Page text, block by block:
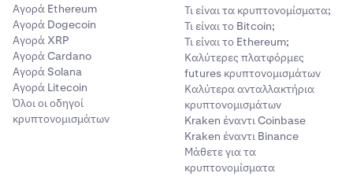
Αγορά Ethereum
Αγορά Dogecoin
Αγορά XRP
Αγορά Cardano
Αγορά Solana
Αγορά Litecoin
Όλοι οι οδηγοί
κρυπτονομισμάτων
Τι είναι τα κρυπτονομίσματα;
Τι είναι το Bitcoin;
Τι είναι το Ethereum;
Καλύτερες πλατφόρμες
futures κρυπτονομισμάτων
Καλύτερα ανταλλακτήρια
κρυπτονομισμάτων
Kraken έναντι Coinbase
Kraken έναντι Binance
Μάθετε για τα
κρυπτονομίσματα